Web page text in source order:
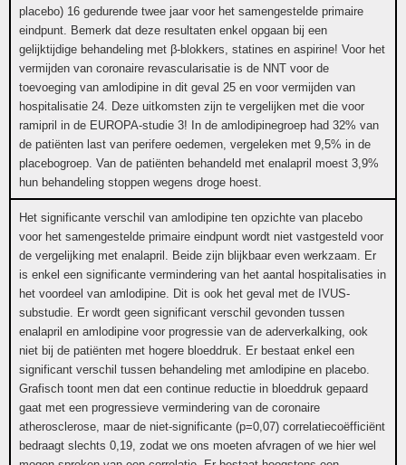
placebo) 16 gedurende twee jaar voor het samengestelde primaire
eindpunt. Bemerk dat deze resultaten enkel opgaan bij een
gelijktijdige behandeling met β-blokkers, statines en aspirine! Voor het
vermijden van coronaire revascularisatie is de NNT voor de
toevoeging van amlodipine in dit geval 25 en voor vermijden van
hospitalisatie 24. Deze uitkomsten zijn te vergelijken met die voor
ramipril in de EUROPA-studie 3! In de amlodipinegroep had 32% van
de patiënten last van perifere oedemen, vergeleken met 9,5% in de
placebogroep. Van de patiënten behandeld met enalapril moest 3,9%
hun behandeling stoppen wegens droge hoest.
Het significante verschil van amlodipine ten opzichte van placebo
voor het samengestelde primaire eindpunt wordt niet vastgesteld voor
de vergelijking met enalapril. Beide zijn blijkbaar even werkzaam. Er
is enkel een significante vermindering van het aantal hospitalisaties in
het voordeel van amlodipine. Dit is ook het geval met de IVUS-
substudie. Er wordt geen significant verschil gevonden tussen
enalapril en amlodipine voor progressie van de aderverkalking, ook
niet bij de patiënten met hogere bloeddruk. Er bestaat enkel een
significant verschil tussen behandeling met amlodipine en placebo.
Grafisch toont men dat een continue reductie in bloeddruk gepaard
gaat met een progressieve vermindering van de coronaire
atherosclerose, maar de niet-significante (p=0,07) correlatiecoëfficiënt
bedraagt slechts 0,19, zodat we ons moeten afvragen of we hier wel